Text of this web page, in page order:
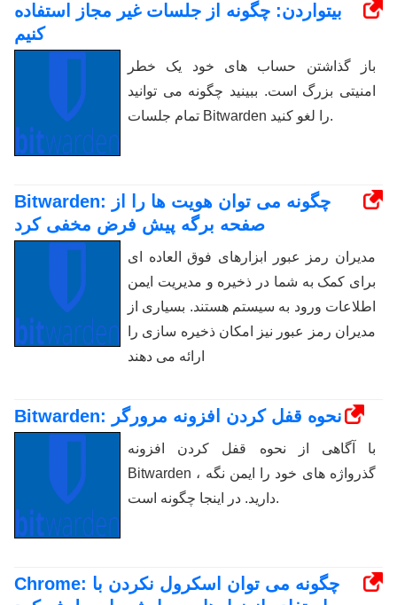
بیتواردن: چگونه از جلسات غیر مجاز استفاده
کنیم
باز گذاشتن حساب های خود یک خطر
امنیتی بزرگ است. ببینید چگونه می توانید
تمام جلسات Bitwarden را لغو کنید.
Bitwarden: چگونه می توان هویت ها را از
صفحه برگه پیش فرض مخفی کرد
مدیران رمز عبور ابزارهای فوق العاده ای
برای کمک به شما در ذخیره و مدیریت ایمن
اطلاعات ورود به سیستم هستند. بسیاری از
مدیران رمز عبور نیز امکان ذخیره سازی را
ارائه می دهند
Bitwarden: نحوه قفل کردن افزونه مرورگر
با آگاهی از نحوه قفل کردن افزونه
Bitwarden ، گذرواژه های خود را ایمن نگه
دارید. در اینجا چگونه است.
Chrome: چگونه می توان اسکرول نکردن با